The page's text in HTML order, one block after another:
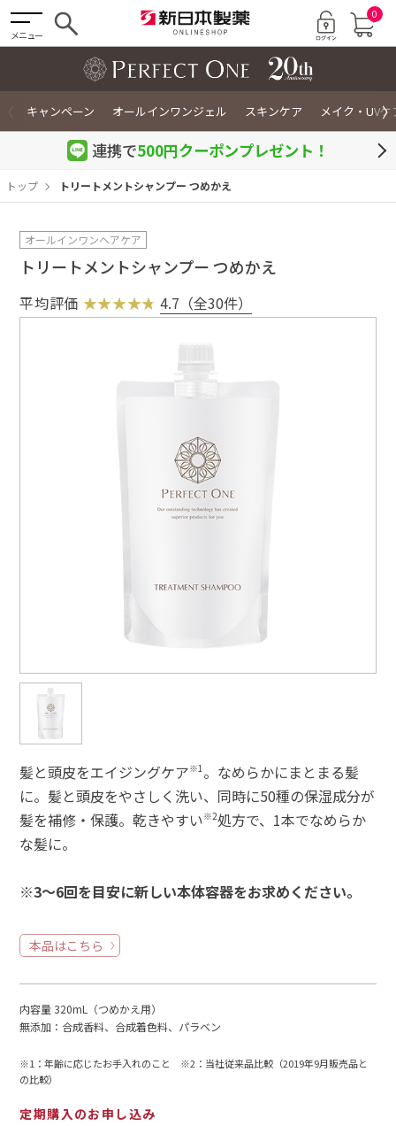
メニュー
0
キャンペーン オールインワンジェル スキンケア メイク・UVケ
〉
連携で500円クーポンプレゼント！
トップ トリートメントシャンプー つめかえ
オールインワンヘアケア
トリートメントシャンプー つめかえ
平均評価 4.7（全30件）
髪と頭皮をエイジングケア※1。なめらかにまとまる髪
に。髪と頭皮をやさしく洗い、同時に50種の保湿成分が
髪を補修・保護。乾きやすい※2処方で、1本でなめらか
な髪に。
※3～6回を目安に新しい本体容器をお求めください。
本品はこちら
内容量 320mL（つめかえ用）
無添加：合成香料、合成着色料、パラベン
※1：年齢に応じたお手入れのこと ※2：当社従来品比較（2019年9月販売品と
の比較）
定期購入のお申し込み